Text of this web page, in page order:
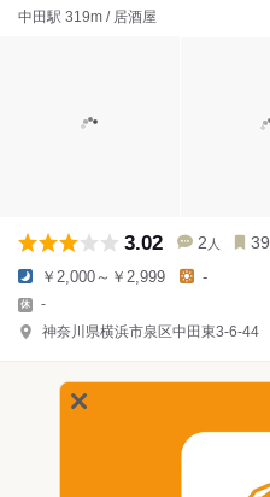
中田駅 319m / 居酒屋
3.02 2 人 39
￥2,000～￥2,999 -
-
神奈川県横浜市泉区中田東3-6-44